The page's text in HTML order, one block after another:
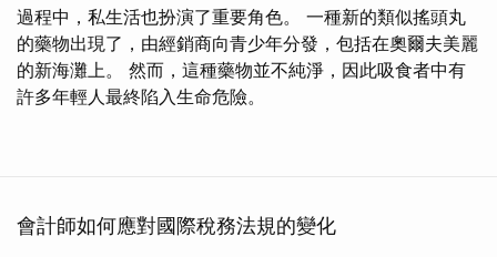
過程中，私生活也扮演了重要角色。 一種新的類似搖頭丸
的藥物出現了，由經銷商向青少年分發，包括在奧爾夫美麗
的新海灘上。 然而，這種藥物並不純淨，因此吸食者中有
許多年輕人最終陷入生命危險。
會計師如何應對國際稅務法規的變化